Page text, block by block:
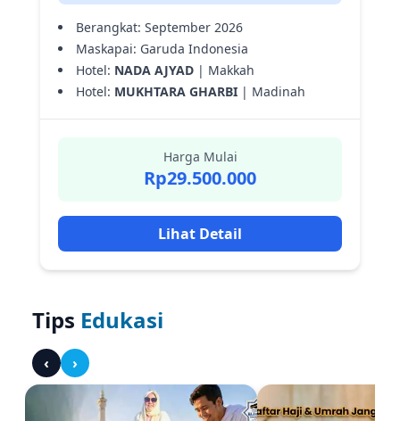
Berangkat: September 2026
Maskapai: Garuda Indonesia
Hotel: NADA AJYAD | Makkah
Hotel: MUKHTARA GHARBI | Madinah
Harga Mulai
Rp29.500.000
Lihat Detail
Tips Edukasi
‹ ›